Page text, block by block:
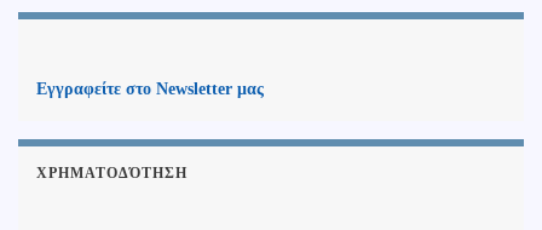
Εγγραφείτε στο Newsletter μας
ΧΡΗΜΑΤΟΔΌΤΗΣΗ